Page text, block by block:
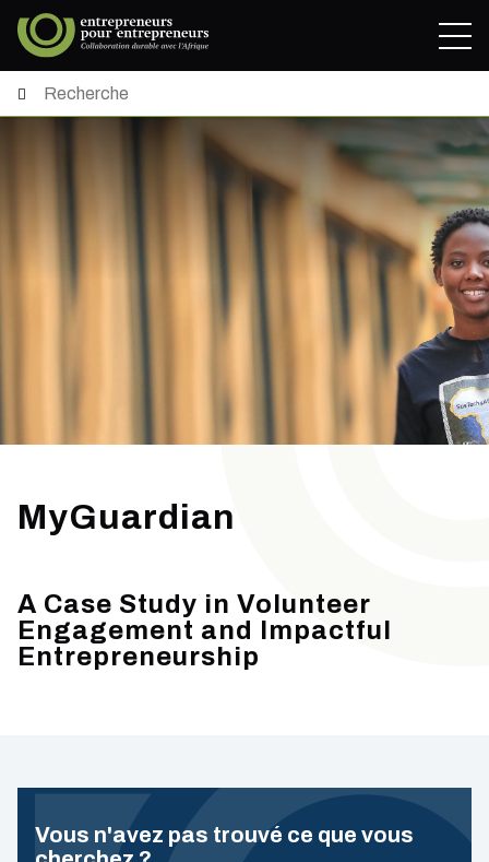
MyGuardian
A Case Study in Volunteer
Engagement and Impactful
Entrepreneurship
Vous n'avez pas trouvé ce que vous